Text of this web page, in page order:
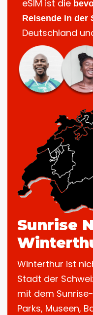
eSIM ist die
Reisende in der
Deutschland
Sunrise
Winterthur ist
Stadt der
mit dem
Parks, Museen,